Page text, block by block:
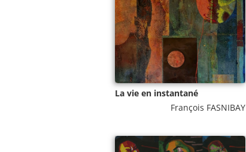
La vie en instantané
François FASNIBAY